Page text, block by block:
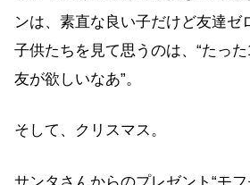
ンは、素直な良い子だけど友達ゼ
子供たちを見て思うのは、“たっ
友が欲しいなあ”。
そして、クリスマス。
サンタさんからのプレゼント“モ